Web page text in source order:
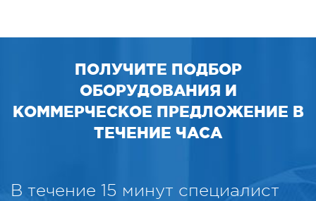
ПОЛУЧИТЕ ПОДБОР
ОБОРУДОВАНИЯ И
КОММЕРЧЕСКОЕ ПРЕДЛОЖЕНИЕ В
ТЕЧЕНИЕ ЧАСА
В течение 15 минут специалист